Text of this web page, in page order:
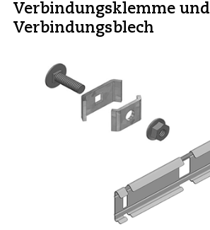
Verbindungsklemme und
Verbindungsblech